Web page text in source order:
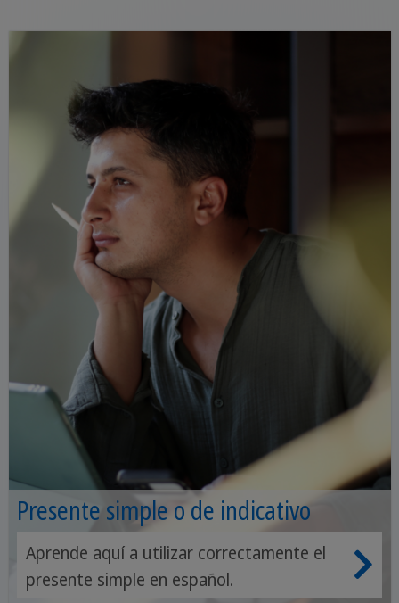
Presente simple o de indicativo
Aprende aquí a utilizar correctamente el
presente simple en español.